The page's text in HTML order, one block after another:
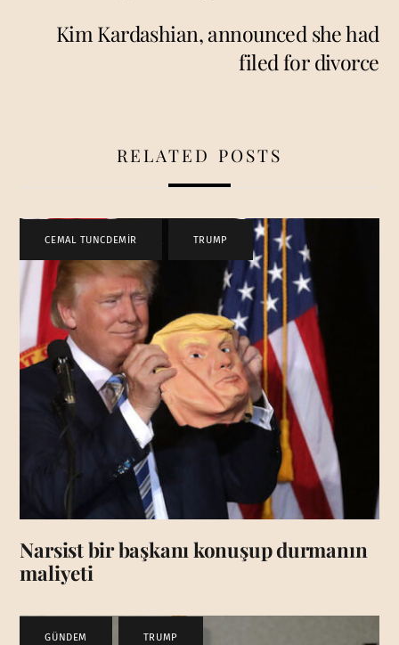
Kim Kardashian, announced she had
filed for divorce
RELATED POSTS
CEMAL TUNCDEMİR TRUMP
Narsist bir başkanı konuşup durmanın
maliyeti
GÜNDEM TRUMP